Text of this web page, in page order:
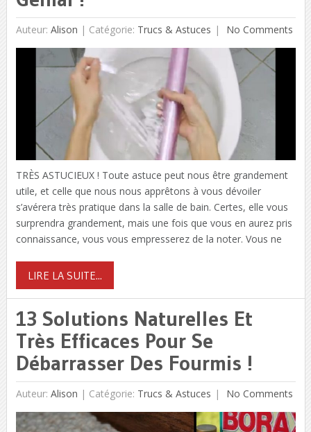
Auteur: Alison | Catégorie: Trucs & Astuces No Comments
TRÈS ASTUCIEUX ! Toute astuce peut nous être grandement
utile, et celle que nous nous apprêtons à vous dévoiler
s’avérera très pratique dans la salle de bain. Certes, elle vous
surprendra grandement, mais une fois que vous en aurez pris
connaissance, vous vous empresserez de la noter. Vous ne
LIRE LA SUITE...
13 Solutions Naturelles Et
Très Efficaces Pour Se
Débarrasser Des Fourmis !
Auteur: Alison | Catégorie: Trucs & Astuces No Comments